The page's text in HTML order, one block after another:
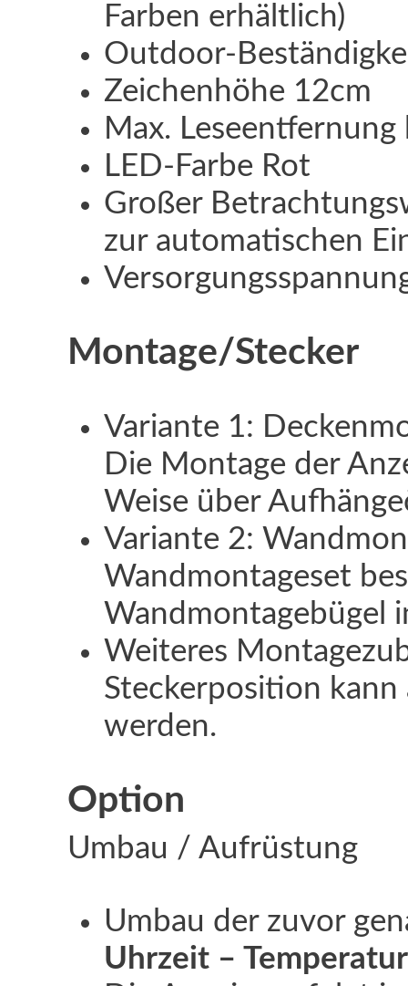
Farben erhältlich)
Outdoor-
Zeichenhöhe 12cm
Max. Leseentfernung
LED-Farbe Rot
Großer
zur automatischen
Montage/Stecker
Variante 1:
Die Montage der
Weise über
Variante 2:
Wandmontageset
Wandmontagebügel
Weiteres
Steckerposition kann
werden.
Option
Umbau / Aufrüstung
Umbau der zuvor
Uhrzeit – Temperatur